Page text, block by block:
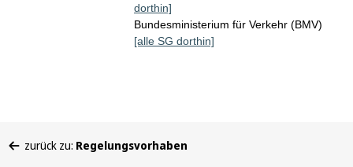
dorthin]
Bundesministerium für Verkehr (BMV)
[alle SG dorthin]
befinden
zurück zu: Regelungsvorhaben